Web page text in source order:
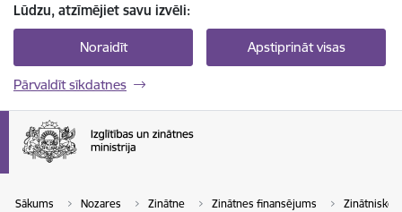
Lūdzu, atzīmējiet savu izvēli:
Noraidīt Apstiprināt visas
Pārvaldīt sīkdatnes
Sākums Nozares Zinātne Zinātnes finansējums Zinātnisko